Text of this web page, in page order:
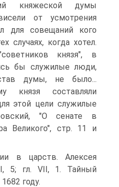
княжеской думы
от усмотрения
для совещаний кого
случаях, когда хотел.
князя", в
бы служилые люди,
думы, не было...
князя составляли
этой цели служилые
"О сенате в
Великого", стр. 11 и
в царств. Алексея
5; гл. VII, 1. Тайный
году.